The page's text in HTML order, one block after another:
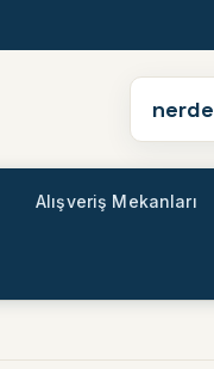
nerde
Alışveriş Mekanları